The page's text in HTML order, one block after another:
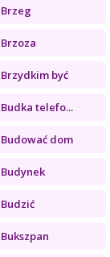
Brzeg
Brzoza
Brzydkim być
Budka telefo...
Budować dom
Budynek
Budzić
Bukszpan